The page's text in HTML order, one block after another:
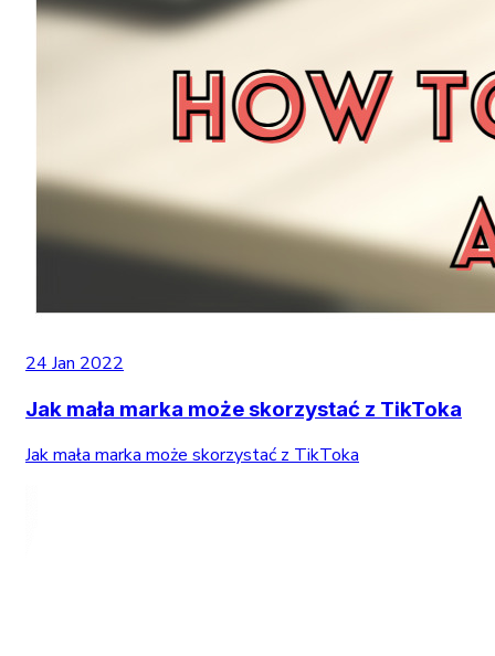
24 Jan 2022
Jak mała marka może skorzystać z TikToka
Jak mała marka może skorzystać z TikToka